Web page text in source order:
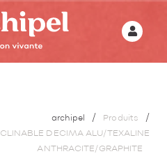
archipel
Produits
DECIMA ALU/TEXALINE
ANTHRACITE/GRAPHITE